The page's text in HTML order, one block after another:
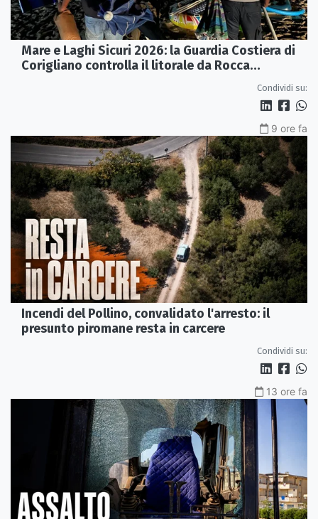
Mare e Laghi Sicuri 2026: la Guardia Costiera di
Corigliano controlla il litorale da Rocca
Condividi su:
9 ore fa
Incendi del Pollino, convalidato l'arresto: il
presunto piromane resta in carcere
Condividi su:
13 ore fa